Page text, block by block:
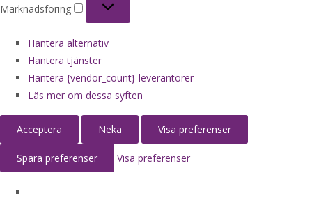
Marknadsföring
Hantera alternativ
Hantera tjänster
Hantera {vendor_count}-leverantörer
Läs mer om dessa syften
Acceptera Neka Visa preferenser
Spara preferenser Visa preferenser